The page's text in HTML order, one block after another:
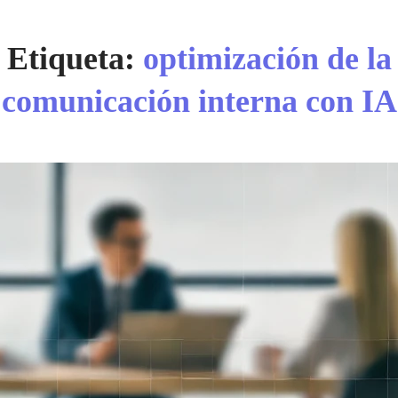
Etiqueta: optimización de la
comunicación interna con IA